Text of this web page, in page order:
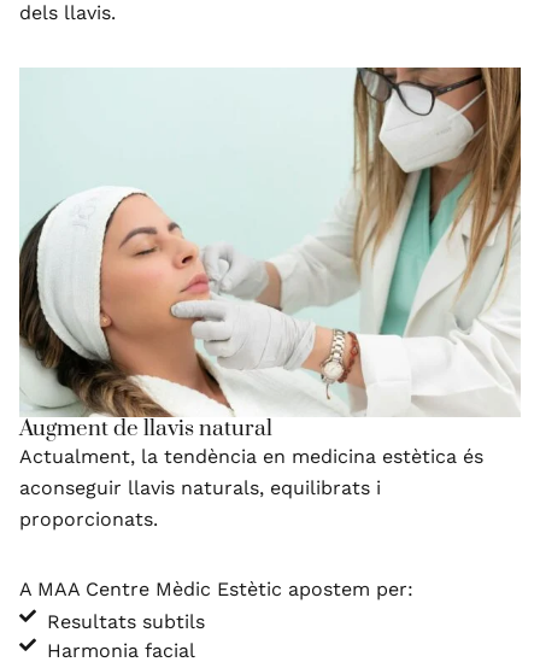
dels llavis.
Augment de llavis natural
Actualment, la tendència en medicina estètica és
aconseguir llavis naturals, equilibrats i
proporcionats.
A MAA Centre Mèdic Estètic apostem per:
Resultats subtils
Harmonia facial